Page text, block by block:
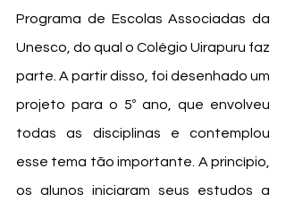
Programa de Escolas Associadas da
Unesco, do qual o Colégio Uirapuru faz
parte. A partir disso, foi desenhado um
projeto para o 5º ano, que envolveu
todas as disciplinas e contemplou
esse tema tão importante. A princípio,
os alunos iniciaram seus estudos a